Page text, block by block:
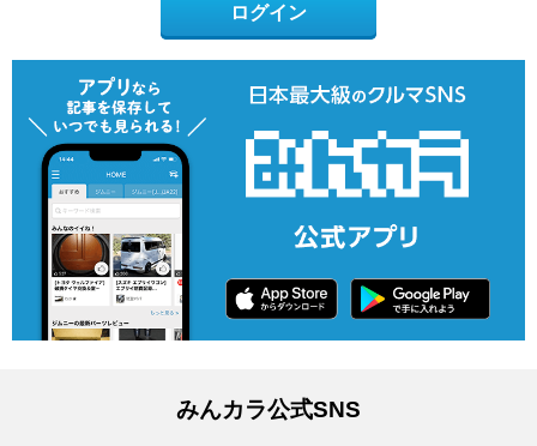
ログイン
みんカラ公式SNS